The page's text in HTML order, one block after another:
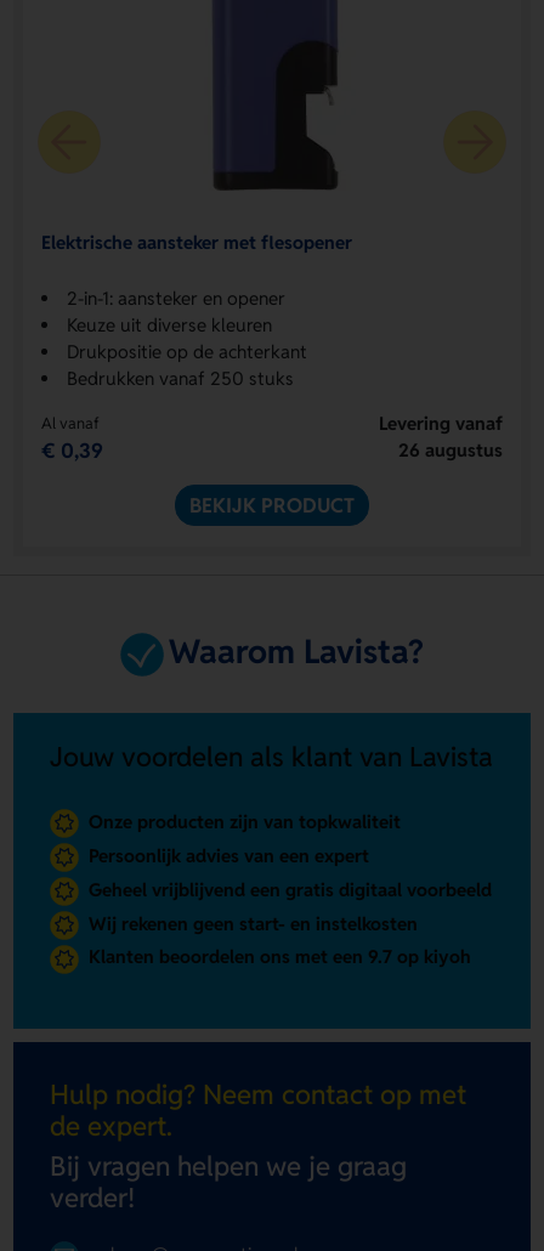
Elektrische aansteker met flesopener
2-in-1: aansteker en opener
Keuze uit diverse kleuren
Drukpositie op de achterkant
Bedrukken vanaf 250 stuks
Al vanaf
€ 0,39
Levering vanaf
26 augustus
BEKIJK PRODUCT
Waarom Lavista?
Jouw voordelen als klant van Lavista
Onze producten zijn van topkwaliteit
Persoonlijk advies van een expert
Geheel vrijblijvend een gratis digitaal voorbeeld
Wij rekenen geen start- en instelkosten
Klanten beoordelen ons met een 9.7 op kiyoh
Hulp nodig? Neem contact op met
de expert.
Bij vragen helpen we je graag
verder!